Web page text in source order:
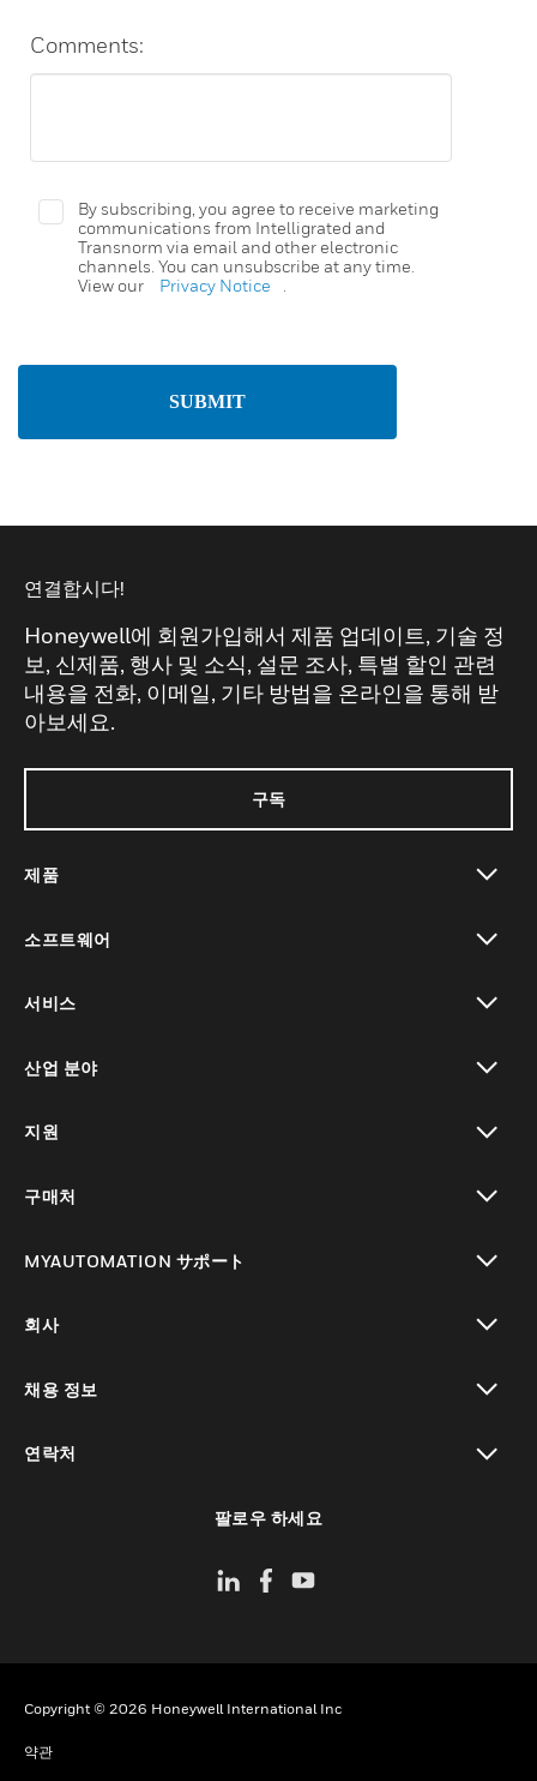
Comments:
By subscribing, you agree to receive marketing
communications from Intelligrated and
Transnorm via email and other electronic
channels. You can unsubscribe at any time.
View our
Privacy Notice
SUBMIT
연결합시다!
Honeywell에 회원가입해서 제품 업데이트, 기술 정
보, 신제품, 행사 및 소식, 설문 조사, 특별 할인 관련
내용을 전화, 이메일, 기타 방법을 온라인을 통해 받
아보세요.
구독
제품
소프트웨어
서비스
산업 분야
지원
구매처
MYAUTOMATION サポート
회사
채용 정보
연락처
팔로우 하세요
Copyright © 2026 Honeywell International Inc
약관